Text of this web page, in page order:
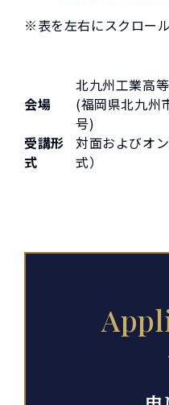
※表を左右にスクロー
会場
北九州工業高
(福岡県北九州
号)
受講形
式
対面およびオ
式）